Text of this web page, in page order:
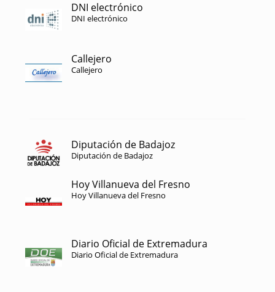
DNI electrónico
DNI electrónico
Callejero
Callejero
Diputación de Badajoz
Diputación de Badajoz
Hoy Villanueva del Fresno
Hoy Villanueva del Fresno
Diario Oficial de Extremadura
Diario Oficial de Extremadura